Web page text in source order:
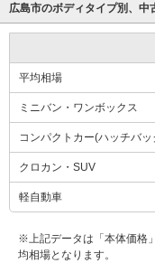
広島市のボディタイプ別、中
平均相場
ミニバン・ワンボックス
コンパクトカー(ハッチバッ
クロカン・SUV
軽自動車
※上記データは「本体価格
均相場となります。